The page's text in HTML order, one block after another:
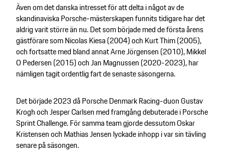
Även om det danska intresset för att delta i något av de
skandinaviska Porsche-mästerskapen funnits tidigare har det
aldrig varit större än nu. Det som började med de första årens
gästförare som Nicolas Kiesa (2004) och Kurt Thim (2005),
och fortsatte med bland annat Arne Jörgensen (2010), Mikkel
O Pedersen (2015) och Jan Magnussen (2020-2023), har
nämligen tagit ordentlig fart de senaste säsongerna.
Det började 2023 då Porsche Denmark Racing-duon Gustav
Krogh och Jesper Carlsen med framgång debuterade i Porsche
Sprint Challenge. För samma team gjorde dessutom Oskar
Kristensen och Mathias Jensen lyckade inhopp i var sin tävling
senare på säsongen.